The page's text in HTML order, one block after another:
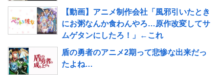
【動画】アニメ制作会社「風邪引いたとき
にお粥なんか食わんやろ…原作改変してサ
ムゲタンにしたろ！」←これ
盾の勇者のアニメ2期って悲惨な出来だっ
たよね…